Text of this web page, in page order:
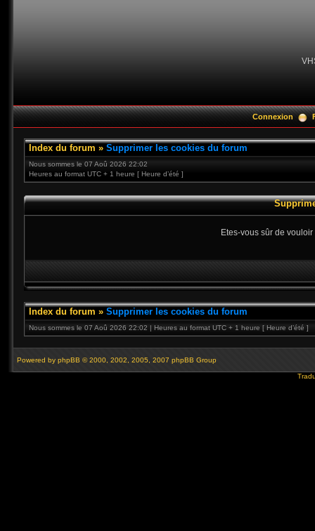
Connexion
Index du forum » Supprimer les cookies du forum
Nous sommes le 07 Aoû 2026 22:02
Heures au format UTC + 1 heure [ Heure d’été ]
Etes-vous sûr de
Index du forum » Supprimer les cookies du forum
Nous sommes le 07 Aoû 2026 22:02 | Heures au format UTC + 1 heure [ Heure d’été ]
Powered by phpBB © 2000, 2002, 2005, 2007 phpBB Group